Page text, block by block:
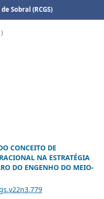
Sobral (RCGS)
CONCEITO DE
NA ESTRATÉGIA
DO ENGENHO DO MEIO-